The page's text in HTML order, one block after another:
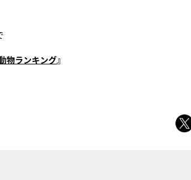
物ランキング』